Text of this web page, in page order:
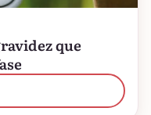
que